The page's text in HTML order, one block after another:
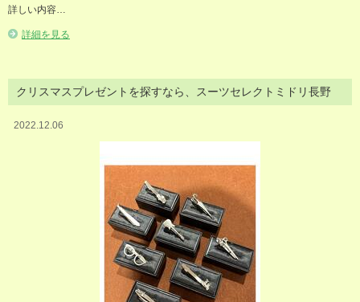
詳しい内容…
詳細を見る
クリスマスプレゼントを探すなら、スーツセレクトミドリ長野
2022.12.06